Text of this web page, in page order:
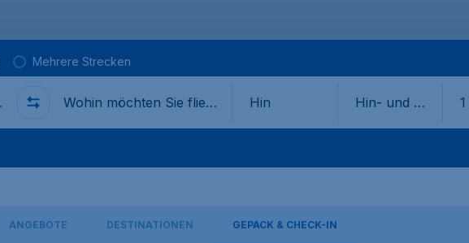
Mehrere Strecken
Wohin Hin
Hin- und Rü
ANGEBOTE DESTINATIONEN GEPÄCK & CHECK-IN